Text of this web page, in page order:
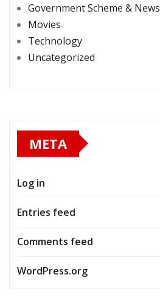
Government Scheme & News
Movies
Technology
Uncategorized
META
Log in
Entries feed
Comments feed
WordPress.org